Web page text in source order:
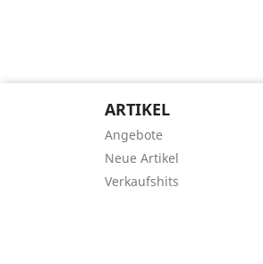
ARTIKEL
Angebote
Neue Artikel
Verkaufshits